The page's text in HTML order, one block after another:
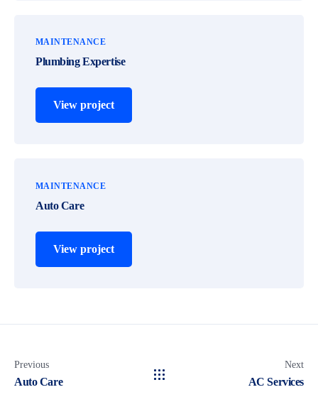
MAINTENANCE
Plumbing Expertise
View project
MAINTENANCE
Auto Care
View project
Previous
Auto Care
Next
AC Services